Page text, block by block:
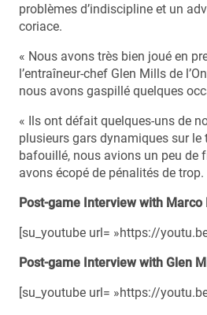
problèmes d’indiscipline et un
coriace.
« Nous avons très bien joué en
l’entraîneur-chef Glen Mills de
nous avons gaspillé quelques
« Ils ont défait quelques-uns de
plusieurs gars dynamiques sur le
bafouillé, nous avions un peu de
avons écopé de pénalités de trop.
Post-game Interview with Marco
[su_youtube url= »https://
Post-game Interview with Glen
[su_youtube url= »https://